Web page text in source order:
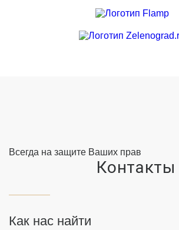
Всегда на защите Ваших прав
Контакты
Как нас найти